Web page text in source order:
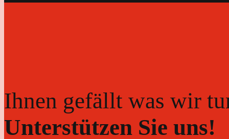
Ihnen gefällt was wir
Unterstützen Sie uns!